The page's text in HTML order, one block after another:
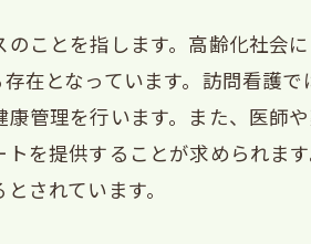
ことを指します。高齢化社会
在となっています。訪問看護で
管理を行います。また、医師
を提供することが求められま
されています。